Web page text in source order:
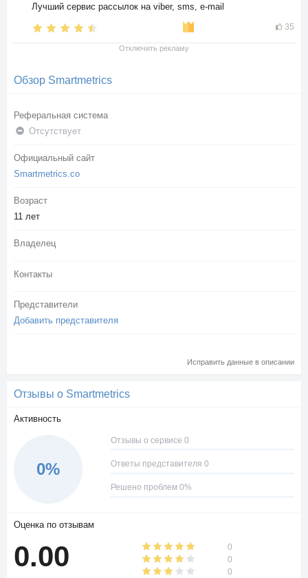
Лучший сервис рассылок на viber, sms, e-mail
35
Отключить рекламу
Обзор Smartmetrics
Реферальная система
Отсутствует
Официальный сайт
Smartmetrics.co
Возраст
11 лет
Владелец
Контакты
Представители
Добавить представителя
Исправить данные в описании
Отзывы о Smartmetrics
Активность
0%
Отзывы о сервисе 0
Ответы представителя 0
Решено проблем 0%
Оценка по отзывам
0.00
0
0
0